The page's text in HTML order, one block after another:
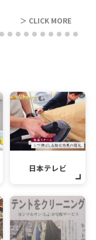
＞ CLICK MORE
日本テレビ